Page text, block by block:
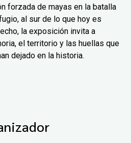
forzada de mayas en la batalla
al sur de lo que hoy es
la exposición invita a
el territorio y las huellas que
dejado en la historia.